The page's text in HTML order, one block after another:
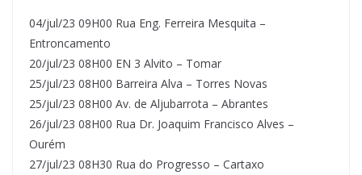
04/jul/23 09H00 Rua Eng. Ferreira Mesquita –
Entroncamento
20/jul/23 08H00 EN 3 Alvito – Tomar
25/jul/23 08H00 Barreira Alva – Torres Novas
25/jul/23 08H00 Av. de Aljubarrota – Abrantes
26/jul/23 08H00 Rua Dr. Joaquim Francisco Alves –
Ourém
27/jul/23 08H30 Rua do Progresso – Cartaxo